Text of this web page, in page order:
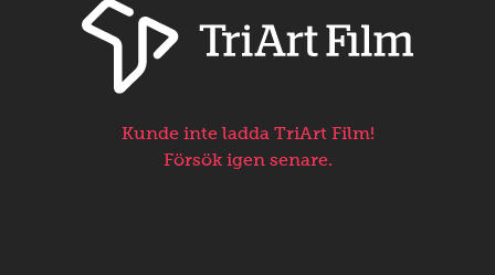
Kunde inte ladda TriArt Film!
Försök igen senare.